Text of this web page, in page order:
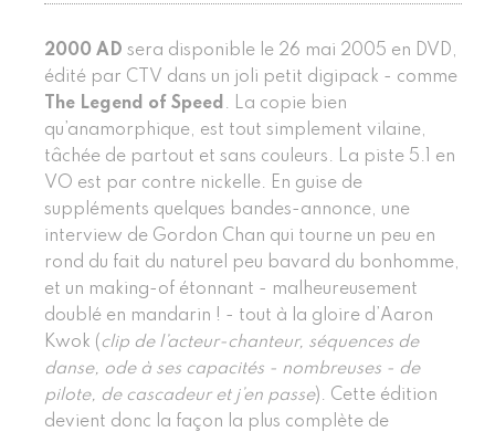
2000 AD sera disponible le 26 mai 2005 en DVD,
édité par CTV dans un joli petit digipack - comme
The Legend of Speed . La copie bien
qu’anamorphique, est tout simplement vilaine,
tâchée de partout et sans couleurs. La piste 5.1 en
VO est par contre nickelle. En guise de
suppléments quelques bandes-annonce, une
interview de Gordon Chan qui tourne un peu en
rond du fait du naturel peu bavard du bonhomme,
et un making-of étonnant - malheureusement
doublé en mandarin ! - tout à la gloire d’Aaron
Kwok (clip de l’acteur-chanteur, séquences de
danse, ode à ses capacités - nombreuses - de
pilote, de cascadeur et j’en passe). Cette édition
devient donc la façon la plus complète de